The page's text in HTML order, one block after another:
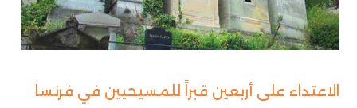
الاعتداء على أربعين قبراً للمسيحيين في فرنسا